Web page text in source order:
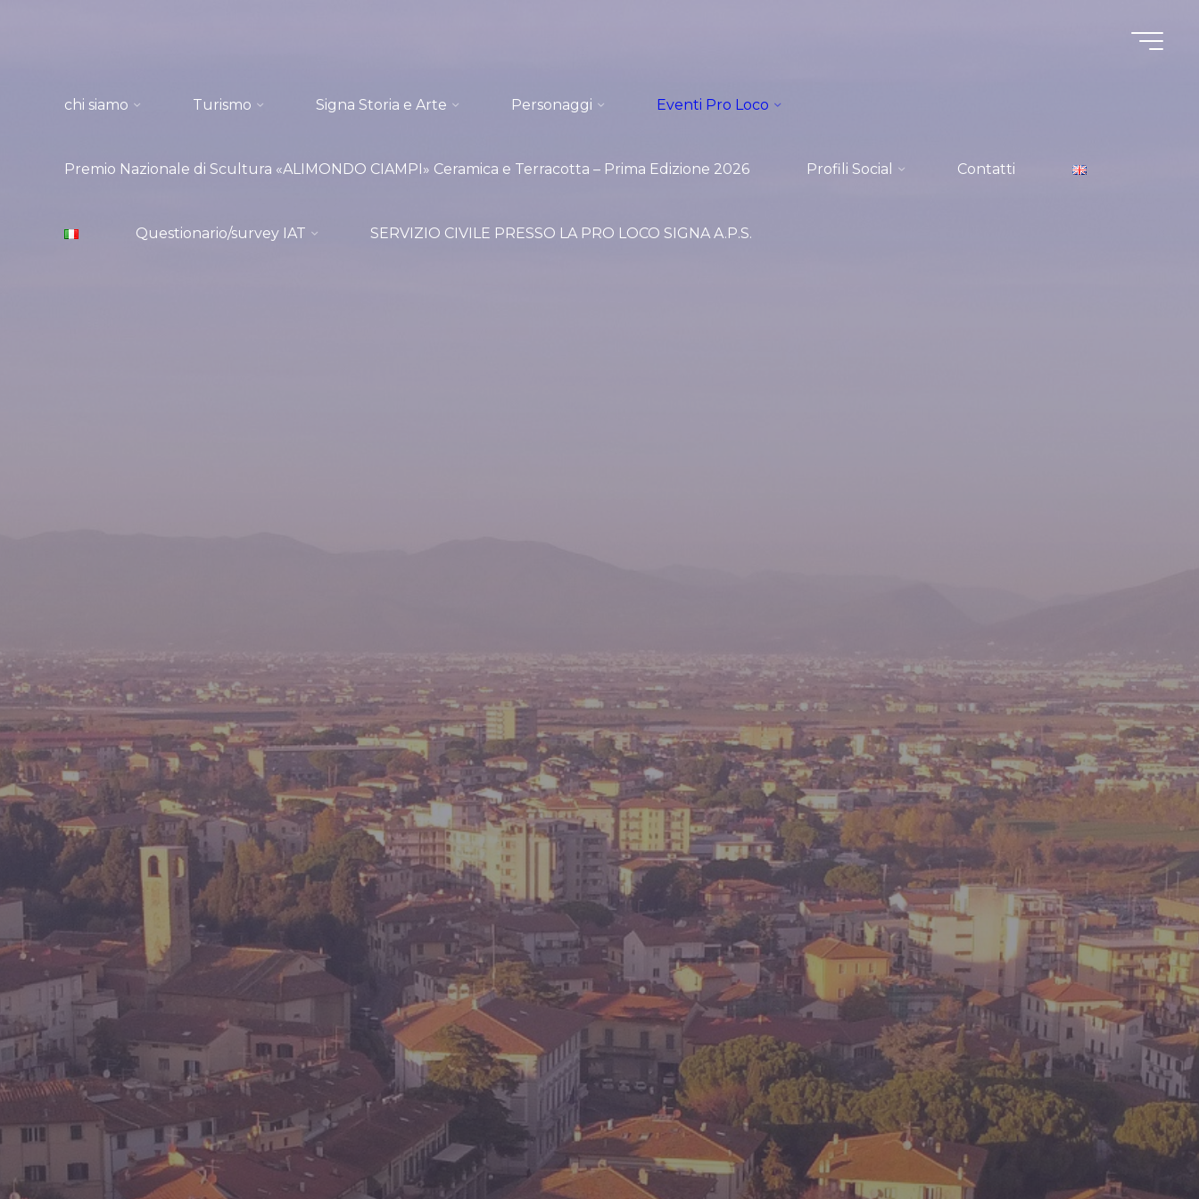
chi siamo Turismo Signa Storia e Arte Personaggi Eventi Pro Loco
Premio Nazionale di Scultura «ALIMONDO CIAMPI» Ceramica e Terracotta – Prima Edizione 2026 Profili Social Contatti
Questionario/survey IAT SERVIZIO CIVILE PRESSO LA PRO LOCO SIGNA A.P.S.